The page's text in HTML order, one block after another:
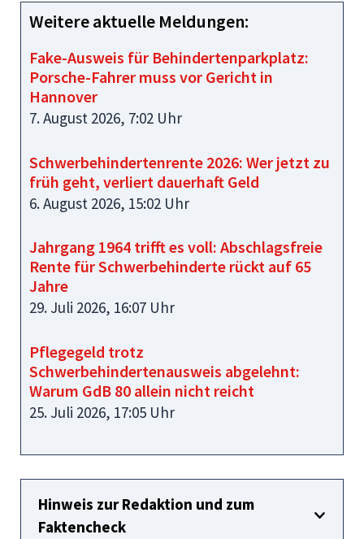
Weitere aktuelle Meldungen:
Fake-Ausweis für Behindertenparkplatz:
Porsche-Fahrer muss vor Gericht in
Hannover
7. August 2026, 7:02 Uhr
Schwerbehindertenrente 2026: Wer jetzt zu
früh geht, verliert dauerhaft Geld
6. August 2026, 15:02 Uhr
Jahrgang 1964 trifft es voll: Abschlagsfreie
Rente für Schwerbehinderte rückt auf 65
Jahre
29. Juli 2026, 16:07 Uhr
Pflegegeld trotz
Schwerbehindertenausweis abgelehnt:
Warum GdB 80 allein nicht reicht
25. Juli 2026, 17:05 Uhr
Hinweis zur Redaktion und zum
Faktencheck